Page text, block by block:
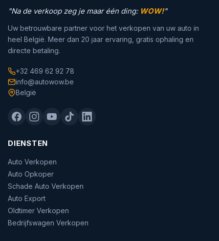
"Na de verkoop zeg je maar één ding: WOW!"
Uw betrouwbare partner voor het verkopen van uw auto in
heel België. Meer dan 20 jaar ervaring, gratis ophaling en
directe betaling.
+32 469 62 92 78
info@autowow.be
België
DIENSTEN
Auto Verkopen
Auto Opkoper
Schade Auto Verkopen
Auto Export
Oldtimer Verkopen
Bedrijfswagen Verkopen